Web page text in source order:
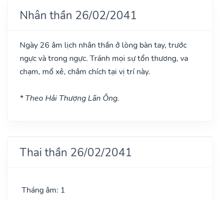
Nhân thần 26/02/2041
Ngày 26 âm lịch nhân thần ở lòng bàn tay, trước
ngực và trong ngực. Tránh mọi sự tổn thương, va
chạm, mổ xẻ, châm chích tại vị trí này.
* Theo Hải Thượng Lãn Ông.
Thai thần 26/02/2041
Tháng âm: 1